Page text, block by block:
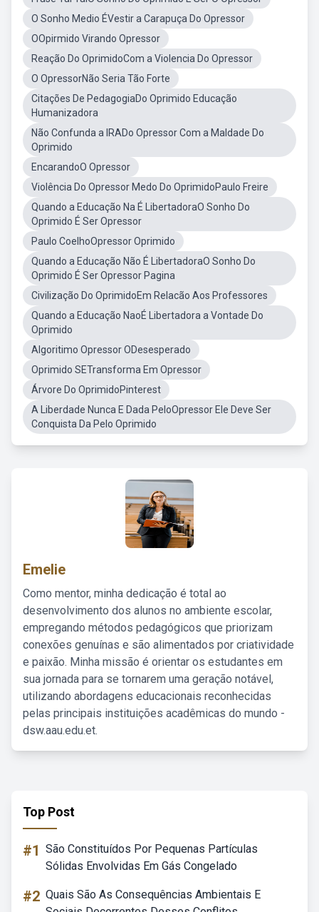
O Sonho Medio ÉVestir a Carapuça Do Opressor
OOpirmido Virando Opressor
Reação Do OprimidoCom a Violencia Do Opressor
O OpressorNão Seria Tão Forte
Citações De PedagogiaDo Oprimido Educação
Humanizadora
Não Confunda a IRADo Opressor Com a Maldade Do
Oprimido
EncarandoO Opressor
Violência Do Opressor Medo Do OprimidoPaulo Freire
Quando a Educação Na É LibertadoraO Sonho Do
Oprimido É Ser Opressor
Paulo CoelhoOpressor Oprimido
Quando a Educação Não É LibertadoraO Sonho Do
Oprimido É Ser Opressor Pagina
Civilização Do OprimidoEm Relacão Aos Professores
Quando a Educação NaoÉ Libertadora a Vontade Do
Oprimido
Algoritimo Opressor ODesesperado
Oprimido SETransforma Em Opressor
Árvore Do OprimidoPinterest
A Liberdade Nunca E Dada PeloOpressor Ele Deve Ser
Conquista Da Pelo Oprimido
Emelie
Como mentor, minha dedicação é total ao
desenvolvimento dos alunos no ambiente escolar,
empregando métodos pedagógicos que priorizam
conexões genuínas e são alimentados por criatividade
e paixão. Minha missão é orientar os estudantes em
sua jornada para se tornarem uma geração notável,
utilizando abordagens educacionais reconhecidas
pelas principais instituições acadêmicas do mundo -
dsw.aau.edu.et.
Top Post
#1 São Constituídos Por Pequenas Partículas
Sólidas Envolvidas Em Gás Congelado
#2 Quais São As Consequências Ambientais E